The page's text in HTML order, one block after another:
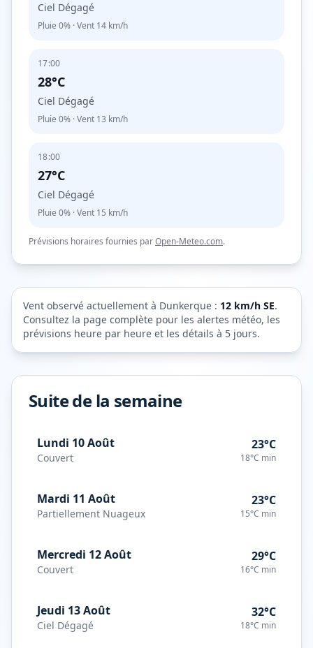
Ciel Dégagé
Pluie 0% · Vent 14 km/h
17:00
28°C
Ciel Dégagé
Pluie 0% · Vent 13 km/h
18:00
27°C
Ciel Dégagé
Pluie 0% · Vent 15 km/h
Prévisions horaires fournies parOpen-Meteo.com.
Vent observé actuellement à Dunkerque : 12 km/h SE.
Consultez la page complète pour les alertes météo, les
prévisions heure par heure et les détails à 5 jours.
Suite de la semaine
Lundi 10 Août
Couvert
23°C
18°C min
Mardi 11 Août
Partiellement Nuageux
23°C
15°C min
Mercredi 12 Août
Couvert
29°C
16°C min
Jeudi 13 Août
Ciel Dégagé
32°C
18°C min